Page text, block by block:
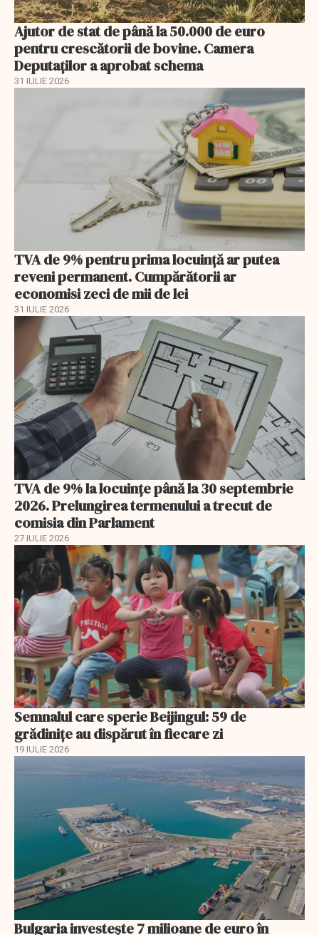
Ajutor de stat de până la 50.000 de euro
pentru crescătorii de bovine. Camera
Deputaților a aprobat schema
31 IULIE 2026
TVA de 9% pentru prima locuință ar putea
reveni permanent. Cumpărătorii ar
economisi zeci de mii de lei
31 IULIE 2026
TVA de 9% la locuințe până la 30 septembrie
2026. Prelungirea termenului a trecut de
comisia din Parlament
27 IULIE 2026
Semnalul care sperie Beijingul: 59 de
grădinițe au dispărut în fiecare zi
19 IULIE 2026
Bulgaria investește 7 milioane de euro în